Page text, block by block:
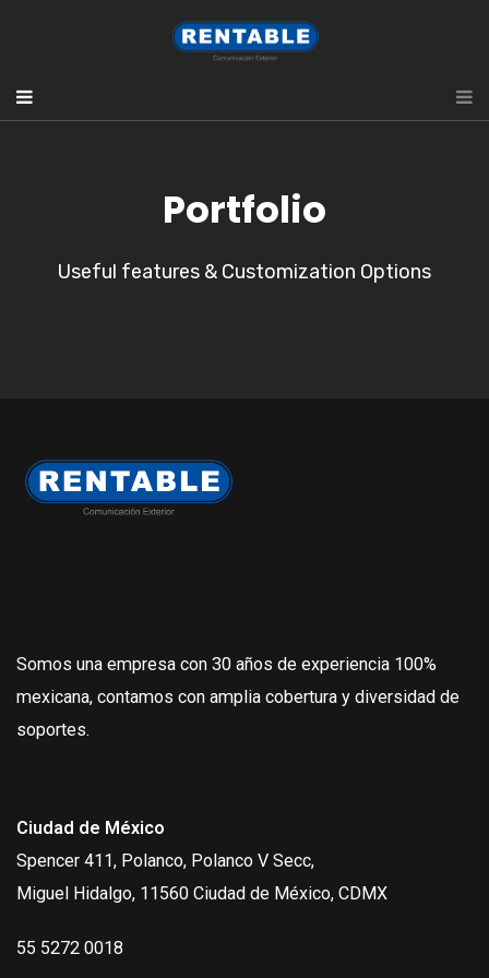
Portfolio
Useful features & Customization Options
Somos una empresa con 30 años de experiencia 100%
mexicana, contamos con amplia cobertura y diversidad de
soportes.
Ciudad de México
Spencer 411, Polanco, Polanco V Secc,
Miguel Hidalgo, 11560 Ciudad de México, CDMX
55 5272 0018